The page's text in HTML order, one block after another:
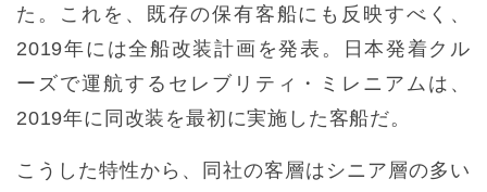
た。これを、既存の保有客船にも反映すべく、
2019年には全船改装計画を発表。日本発着クル
ーズで運航するセレブリティ・ミレニアムは、
2019年に同改装を最初に実施した客船だ。
こうした特性から、同社の客層はシニア層の多い